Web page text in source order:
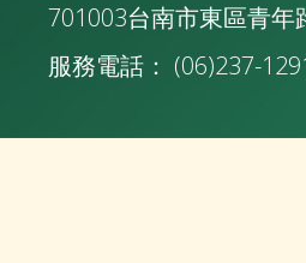
701003台南市東區青年
服務電話： (06)237-